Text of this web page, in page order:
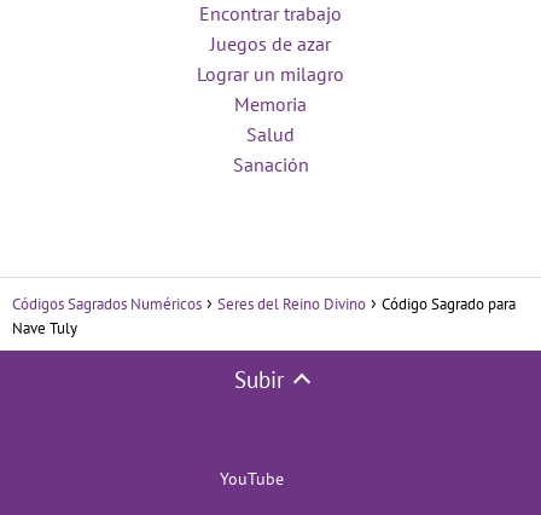
Encontrar trabajo
Juegos de azar
Lograr un milagro
Memoria
Salud
Sanación
Códigos Sagrados Numéricos Seres del Reino Divino
Código Sagrado para
Nave Tuly
Subir
YouTube